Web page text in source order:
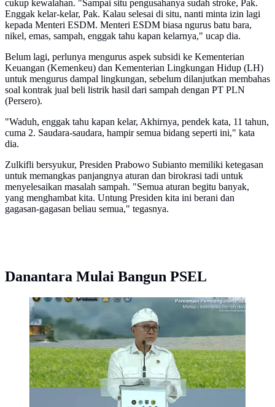
cukup kewalahan. "Sampai situ pengusahanya sudah stroke, Pak.
Enggak kelar-kelar, Pak. Kalau selesai di situ, nanti minta izin lagi
kepada Menteri ESDM. Menteri ESDM biasa ngurus batu bara,
nikel, emas, sampah, enggak tahu kapan kelarnya," ucap dia.
Belum lagi, perlunya mengurus aspek subsidi ke Kementerian
Keuangan (Kemenkeu) dan Kementerian Lingkungan Hidup (LH)
untuk mengurus dampal lingkungan, sebelum dilanjutkan membahas
soal kontrak jual beli listrik hasil dari sampah dengan PT PLN
(Persero).
"Waduh, enggak tahu kapan kelar, Akhirnya, pendek kata, 11 tahun,
cuma 2. Saudara-saudara, hampir semua bidang seperti ini," kata
dia.
Zulkifli bersyukur, Presiden Prabowo Subianto memiliki ketegasan
untuk memangkas panjangnya aturan dan birokrasi tadi untuk
menyelesaikan masalah sampah. "Semua aturan begitu banyak,
yang menghambat kita. Untung Presiden kita ini berani dan
gagasan-gagasan beliau semua," tegasnya.
Danantara Mulai Bangun PSEL
Menteri Koordinator Bidang Pangan, Zulkifli Hasan
dalam acara peresmian proyek PSEL di Bali, Rabu
(8/7/2026). (Liputan6.com/Arief)